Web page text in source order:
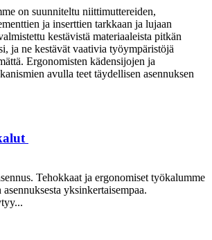
on suunniteltu niittimuttereiden,
ja inserttien tarkkaan ja lujaan
kestävistä materiaaleista pitkän
ja ne kestävät vaativia työympäristöjä
Ergonomisten kädensijojen ja
avulla teet täydellisen asennuksen
Tehokkaat ja ergonomiset työkalumme
yksinkertaisempaa.